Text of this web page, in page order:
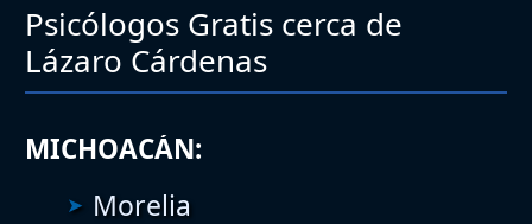
Psicólogos Gratis cerca de
Lázaro Cárdenas
MICHOACÁN:
Morelia